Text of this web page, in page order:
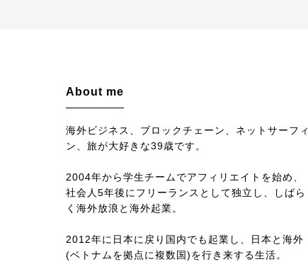
About me
海外ビジネス、ブロックチェーン、ネットサーフィ
ン、旅が大好きな39歳です。
2004年から学生チームでアフィリエイトを始め、
社会人5年後にフリーランスとして独立し、しばら
く海外放浪と海外起業。
2012年に日本に戻り国内でも起業し、日本と海外
(ベトナムを拠点に複数国)を行き来する生活。